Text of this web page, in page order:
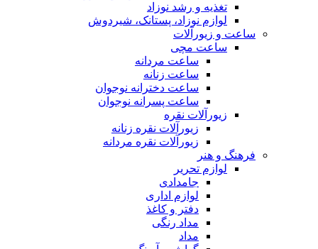
تغذیه و رشد نوزاد
لوازم نوزاد، پستانک، شیردوش
ساعت و زیور‌آلات
ساعت مچی
ساعت مردانه
ساعت زنانه
ساعت دخترانه نوجوان
ساعت پسرانه نوجوان
زیورآلات نقره
زیورآلات نقره زنانه
زیورآلات نقره مردانه
فرهنگ و هنر
لوازم تحریر
جامدادی
لوازم اداری
دفتر و کاغذ
مداد رنگی
مداد